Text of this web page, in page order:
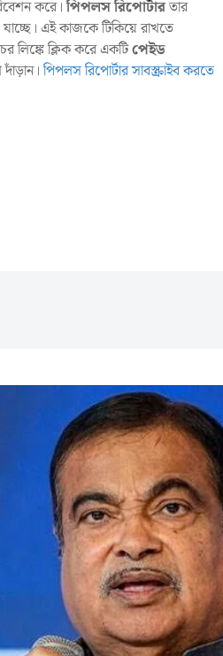
করে।পিপলস রিপোর্টারতার
এই কাজকে টিকিয়ে রাখতে
লিঙ্কে ক্লিক করে একটিপেইড
দাঁড়ান।পিপলস রিপোর্টার সাবস্ক্রাইব করতে